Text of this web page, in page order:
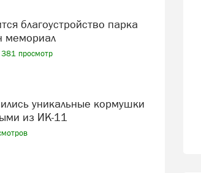
мемориал
381 просмотр
из ИК-11